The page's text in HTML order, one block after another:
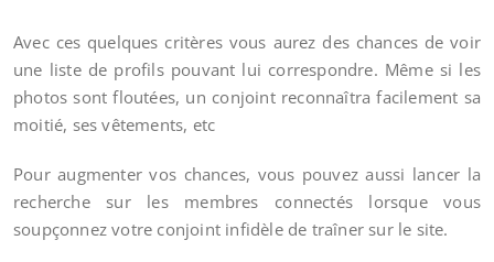
Avec ces quelques critères vous aurez des chances de voir
une liste de profils pouvant lui correspondre. Même si les
photos sont floutées, un conjoint reconnaîtra facilement sa
moitié, ses vêtements, etc
Pour augmenter vos chances, vous pouvez aussi lancer la
recherche sur les membres connectés lorsque vous
soupçonnez votre conjoint infidèle de traîner sur le site.